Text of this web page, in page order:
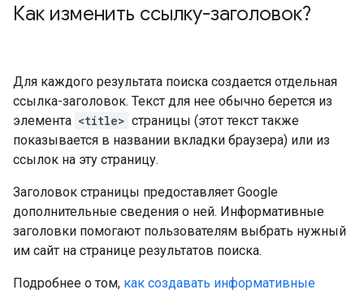
Как изменить ссылку-заголовок?
Для каждого результата поиска создается отдельная
ссылка-заголовок. Текст для нее обычно берется из
элемента <title> страницы (этот текст также
показывается в названии вкладки браузера) или из
ссылок на эту страницу.
Заголовок страницы предоставляет Google
дополнительные сведения о ней. Информативные
заголовки помогают пользователям выбрать нужный
им сайт на странице результатов поиска.
Подробнее о том, как создавать информативные